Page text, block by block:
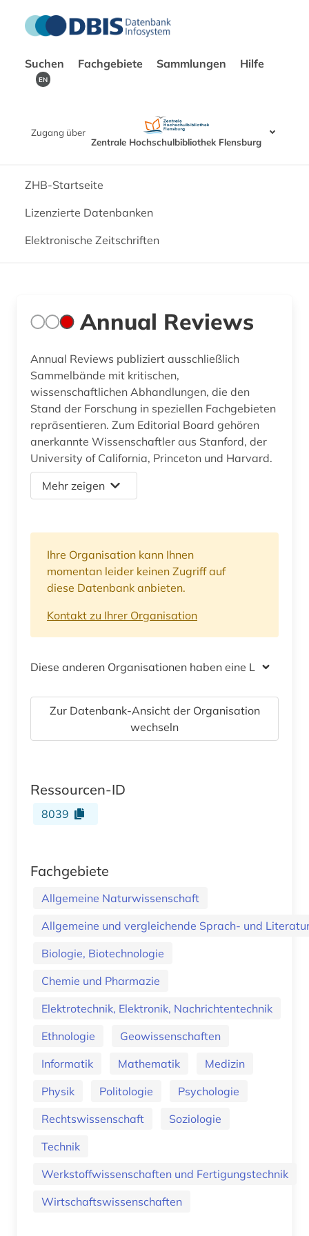
Suchen Fachgebiete Sammlungen Hilfe
EN
Zugang über
Zentrale Hochschulbibliothek Flensburg
ZHB-Startseite
Lizenzierte Datenbanken
Elektronische Zeitschriften
Annual Reviews
Annual Reviews publiziert ausschließlich
Sammelbände mit kritischen,
wissenschaftlichen Abhandlungen, die den
Stand der Forschung in speziellen Fachgebieten
repräsentieren. Zum Editorial Board gehören
anerkannte Wissenschaftler aus Stanford, der
University of California, Princeton und Harvard.
Mehr zeigen
Ihre Organisation kann Ihnen
momentan leider keinen Zugriff auf
diese Datenbank anbieten.
Kontakt zu Ihrer Organisation
Diese anderen Organisationen haben eine Lizenz
Zur Datenbank-Ansicht der Organisation
wechseln
Ressourcen-ID
8039
Fachgebiete
Allgemeine Naturwissenschaft
Allgemeine und vergleichende Sprach- und
Biologie, Biotechnologie
Chemie und Pharmazie
Elektrotechnik, Elektronik, Nachrichtentechnik
Ethnologie
Geowissenschaften
Informatik
Mathematik
Medizin
Physik
Politologie
Psychologie
Rechtswissenschaft
Soziologie
Technik
Werkstoffwissenschaften und Fertigungstechnik
Wirtschaftswissenschaften